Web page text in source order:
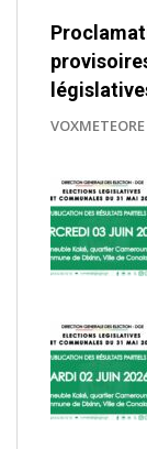
VOXMETEORE